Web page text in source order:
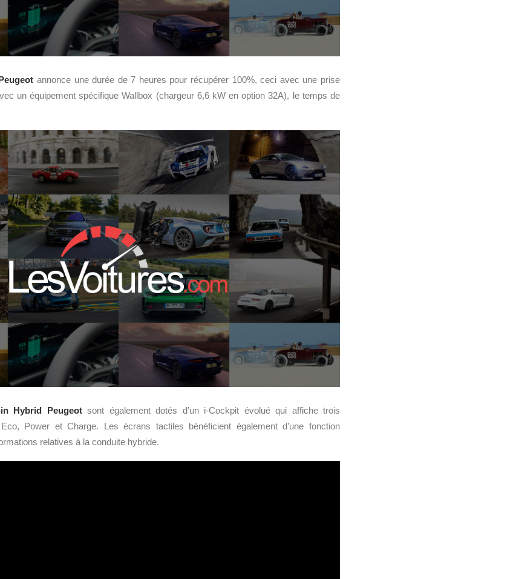
annonce une durée de 7 heures pour récupérer 100%, ceci avec une prise
un équipement spécifique Wallbox (chargeur 6,6 kW en option 32A), le temps de
in Hybrid Peugeotsont également dotés d’un i-Cockpit évolué qui affiche trois
Power et Charge. Les écrans tactiles bénéficient également d’une fonction
relatives à la conduite hybride.